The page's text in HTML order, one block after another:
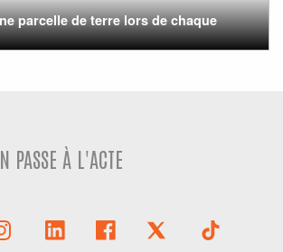
parcelle de terre lors de chaque
PASSE À L'ACTE